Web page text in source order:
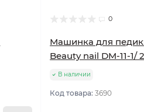
0
Машинка для
Beauty nail DM-11-1/
В наличии
Код товара:3690